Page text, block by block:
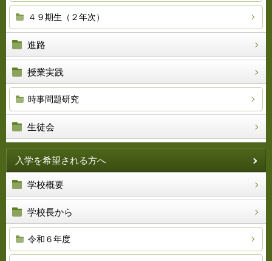
４９期生（２年次）
進路
授業実践
時事問題研究
生徒会
入学を希望される方へ
学校概要
学校長から
令和６年度